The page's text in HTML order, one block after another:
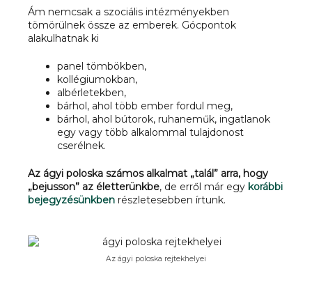
Ám nemcsak a szociális intézményekben
tömörülnek össze az emberek. Gócpontok
alakulhatnak ki
panel tömbökben,
kollégiumokban,
albérletekben,
bárhol, ahol több ember fordul meg,
bárhol, ahol bútorok, ruhaneműk, ingatlanok
egy vagy több alkalommal tulajdonost
cserélnek.
Az ágyi poloska számos alkalmat „talál” arra, hogy
„bejusson” az életterünkbe, de erről már egy korábbi
bejegyzésünkben részletesebben írtunk.
Az ágyi poloska rejtekhelyei